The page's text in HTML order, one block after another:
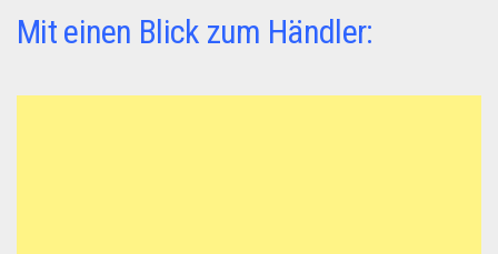
Kostenlos verkaufen
Mit einen Blick zum Händler: